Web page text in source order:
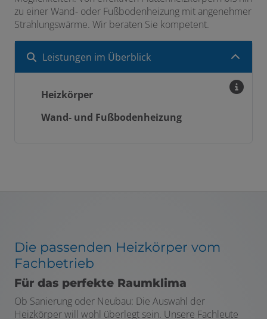
zu einer Wand- oder Fußbodenheizung mit angenehmer
Strahlungswärme. Wir beraten Sie kompetent.
Leistungen im Überblick
Heizkörper
Wand- und Fußbodenheizung
Die passenden Heizkörper vom
Fachbetrieb
Für das perfekte Raumklima
Ob Sanierung oder Neubau: Die Auswahl der
Heizkörper will wohl überlegt sein. Unsere Fachleute